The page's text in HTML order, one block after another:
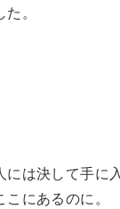
。
には決して手に
にあるのに。